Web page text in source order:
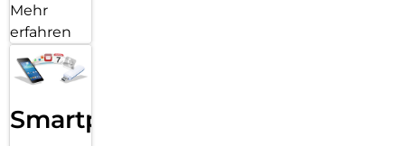
Mehr
erfahren
Smartphone